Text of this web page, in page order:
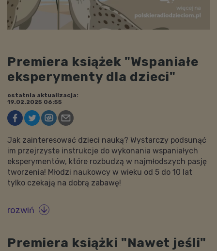
Premiera książek "Wspaniałe
eksperymenty dla dzieci"
ostatnia aktualizacja:
19.02.2025 06:55
Jak zainteresować dzieci nauką? Wystarczy podsunąć
im przejrzyste instrukcje do wykonania wspaniałych
eksperymentów, które rozbudzą w najmłodszych pasję
tworzenia! Młodzi naukowcy w wieku od 5 do 10 lat
tylko czekają na dobrą zabawę!
rozwiń 
Premiera książki "Nawet jeśli"